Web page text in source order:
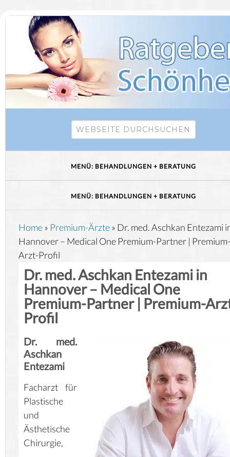
Home» Premium-Ärzte» Dr. med. Aschkan Entezami
Hannover – Medical One Premium-Partner | Premium-
Arzt-Profil
Dr. med. Aschkan Entezami in
Hannover – Medical One
Premium-Partner | Premium-
Profil
Dr. med.
Aschkan
Entezami
Facharzt für
Plastische
und
Ästhetische
Chirurgie,